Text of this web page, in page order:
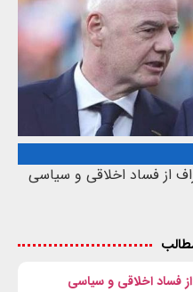
از فساد اخلاقی و سیاسی
فساد اخلاقی و سیاسی